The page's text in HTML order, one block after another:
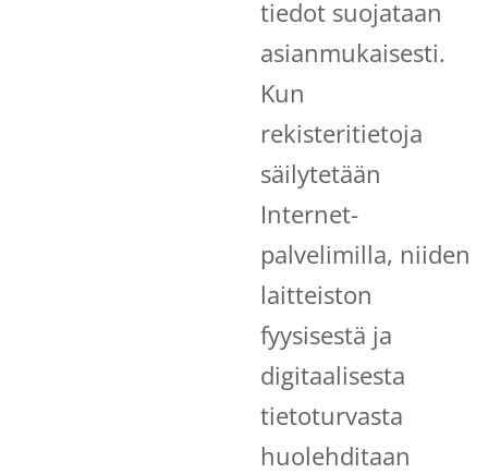
tiedot suojataan
asianmukaisesti.
Kun
rekisteritietoja
säilytetään
Internet-
palvelimilla, niiden
laitteiston
fyysisestä ja
digitaalisesta
tietoturvasta
huolehditaan